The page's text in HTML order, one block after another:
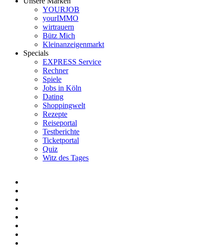
YOURJOB
yourIMMO
wirtrauern
Bütz Mich
Kleinanzeigenmarkt
Specials
EXPRESS Service
Rechner
Spiele
Jobs in Köln
Dating
Shoppingwelt
Rezepte
Reiseportal
Testberichte
Ticketportal
Quiz
Witz des Tages